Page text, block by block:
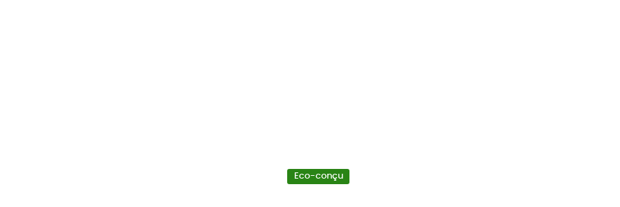
Eco-conçu